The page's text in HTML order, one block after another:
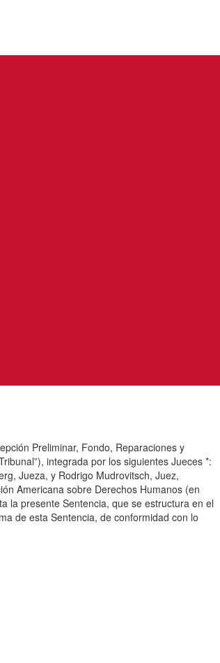
Preliminar, Fondo, Reparaciones y
integrada por los siguientes Jueces *:
Jueza, y Rodrigo Mudrovitsch, Juez,
Americana sobre Derechos Humanos (en
la presente Sentencia, que se estructura en el
de esta Sentencia, de conformidad con lo